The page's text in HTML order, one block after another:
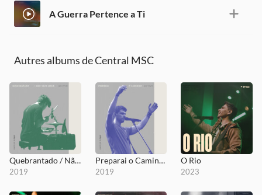
A Guerra Pertence a Ti
Autres albums de Central MSC
Quebrantado / Não Vejo Jesus
2019
Preparai o Caminho
2019
O Rio
2023